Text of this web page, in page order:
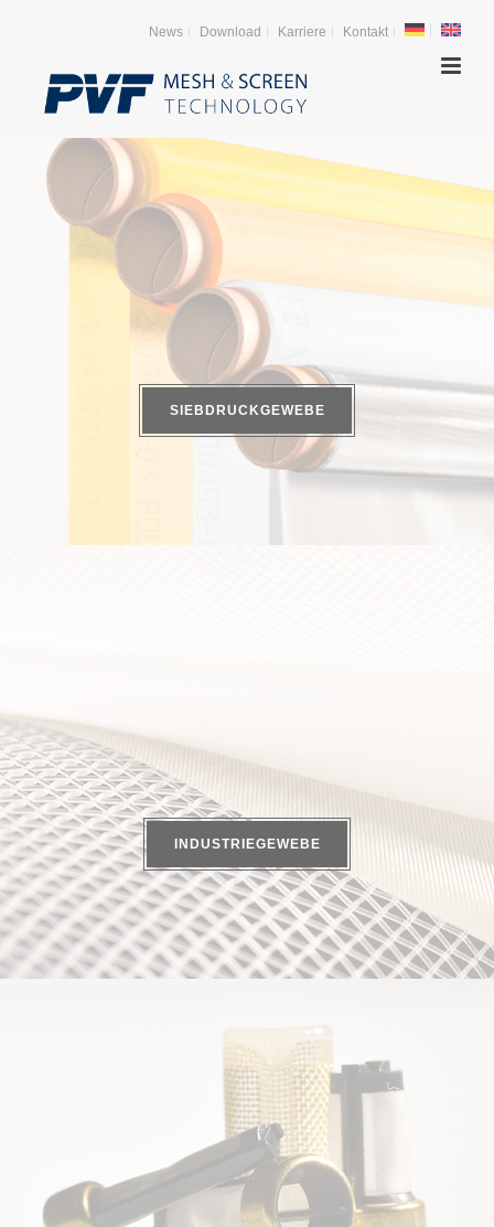
News Download Karriere Kontakt
SIEBDRUCKGEWEBE
INDUSTRIEGEWEBE